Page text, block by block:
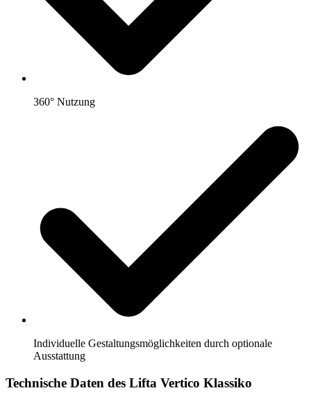
360° Nutzung
Individuelle Gestaltungsmöglichkeiten durch optionale
Ausstattung
Technische Daten des Lifta Vertico Klassiko